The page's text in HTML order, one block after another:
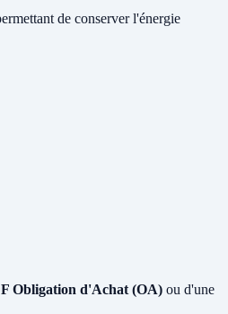
de conserver l'énergie
Obligation d'Achat (OA) ou d'une